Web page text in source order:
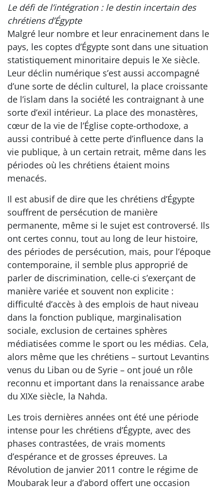
Le défi de l’intégration : le destin incertain des
chrétiens d’Égypte
Malgré leur nombre et leur enracinement dans le
pays, les coptes d’Égypte sont dans une situation
statistiquement minoritaire depuis le Xe siècle.
Leur déclin numérique s’est aussi accompagné
d’une sorte de déclin culturel, la place croissante
de l’islam dans la société les contraignant à une
sorte d’exil intérieur. La place des monastères,
cœur de la vie de l’Église copte-orthodoxe, a
aussi contribué à cette perte d’influence dans la
vie publique, à un certain retrait, même dans les
périodes où les chrétiens étaient moins
menacés.
Il est abusif de dire que les chrétiens d’Égypte
souffrent de persécution de manière
permanente, même si le sujet est controversé. Ils
ont certes connu, tout au long de leur histoire,
des périodes de persécution, mais, pour l’époque
contemporaine, il semble plus approprié de
parler de discrimination, celle-ci s’exerçant de
manière variée et souvent non explicite :
difficulté d’accès à des emplois de haut niveau
dans la fonction publique, marginalisation
sociale, exclusion de certaines sphères
médiatisées comme le sport ou les médias. Cela,
alors même que les chrétiens – surtout Levantins
venus du Liban ou de Syrie – ont joué un rôle
reconnu et important dans la renaissance arabe
du XIXe siècle, la Nahda.
Les trois dernières années ont été une période
intense pour les chrétiens d’Égypte, avec des
phases contrastées, de vrais moments
d’espérance et de grosses épreuves. La
Révolution de janvier 2011 contre le régime de
Moubarak leur a d’abord offert une occasion